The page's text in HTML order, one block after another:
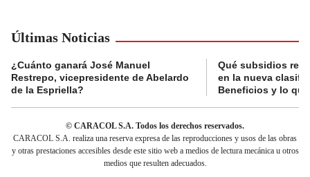
Últimas Noticias
¿Cuánto ganará José Manuel
Restrepo, vicepresidente de Abelardo
de la Espriella?
Qué subsidios
en la nueva
Beneficios y lo
© CARACOL S.A. Todos los derechos reservados.
CARACOL S.A. realiza una reserva expresa de las reproducciones y usos de las obras
y otras prestaciones accesibles desde este sitio web a medios de lectura mecánica u otros
medios que resulten adecuados.